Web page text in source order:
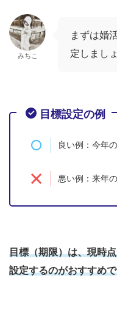
みちこ
まずは婚
定しまし
目標設定の例
良い例：今年
悪い例：来年
目標（期限）は、現時
設定するのがおすすめ